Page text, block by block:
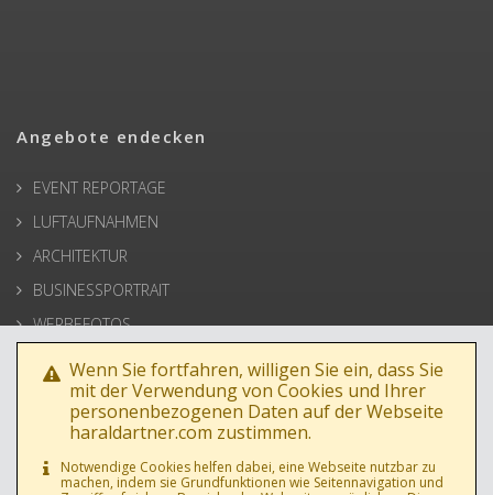
Angebote endecken
EVENT REPORTAGE
LUFTAUFNAHMEN
ARCHITEKTUR
BUSINESSPORTRAIT
WERBEFOTOS
HOCHZEIT
PRESSE
Wenn Sie fortfahren, willigen Sie ein, dass Sie
mit der Verwendung von Cookies und Ihrer
personenbezogenen Daten auf der Webseite
haraldartner.com zustimmen.
Notwendige Cookies helfen dabei, eine Webseite nutzbar zu
machen, indem sie Grundfunktionen wie Seitennavigation und